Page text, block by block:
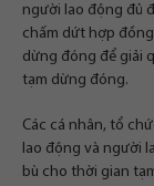
người lao động đủ
chấm dứt hợp
dừng đóng để giải
tạm dừng đóng.
Các cá nhân, tổ
lao động và người
bù cho thời gian